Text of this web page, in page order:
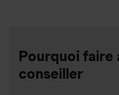
Pourquoi faire
conseiller